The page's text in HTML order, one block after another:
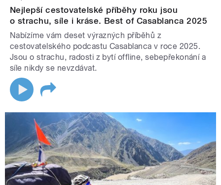
Nejlepší cestovatelské příběhy roku jsou
o strachu, síle i kráse. Best of Casablanca 2025
Nabízíme vám deset výrazných příběhů z
cestovatelského podcastu Casablanca v roce 2025.
Jsou o strachu, radosti z bytí offline, sebepřekonání a
síle nikdy se nevzdávat.